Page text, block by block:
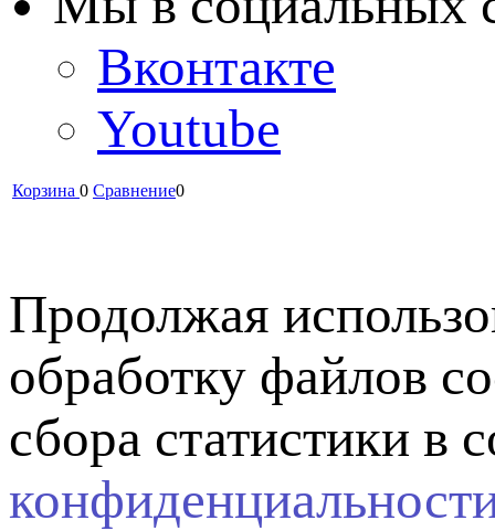
Вконтакте
Youtube
Корзина 0 Сравнение0
Продолжая
обработку файлов
сбора статистики в